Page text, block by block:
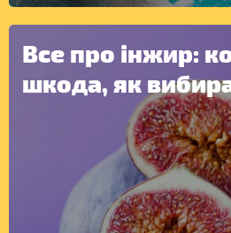
Все про інжир:
шкода, як